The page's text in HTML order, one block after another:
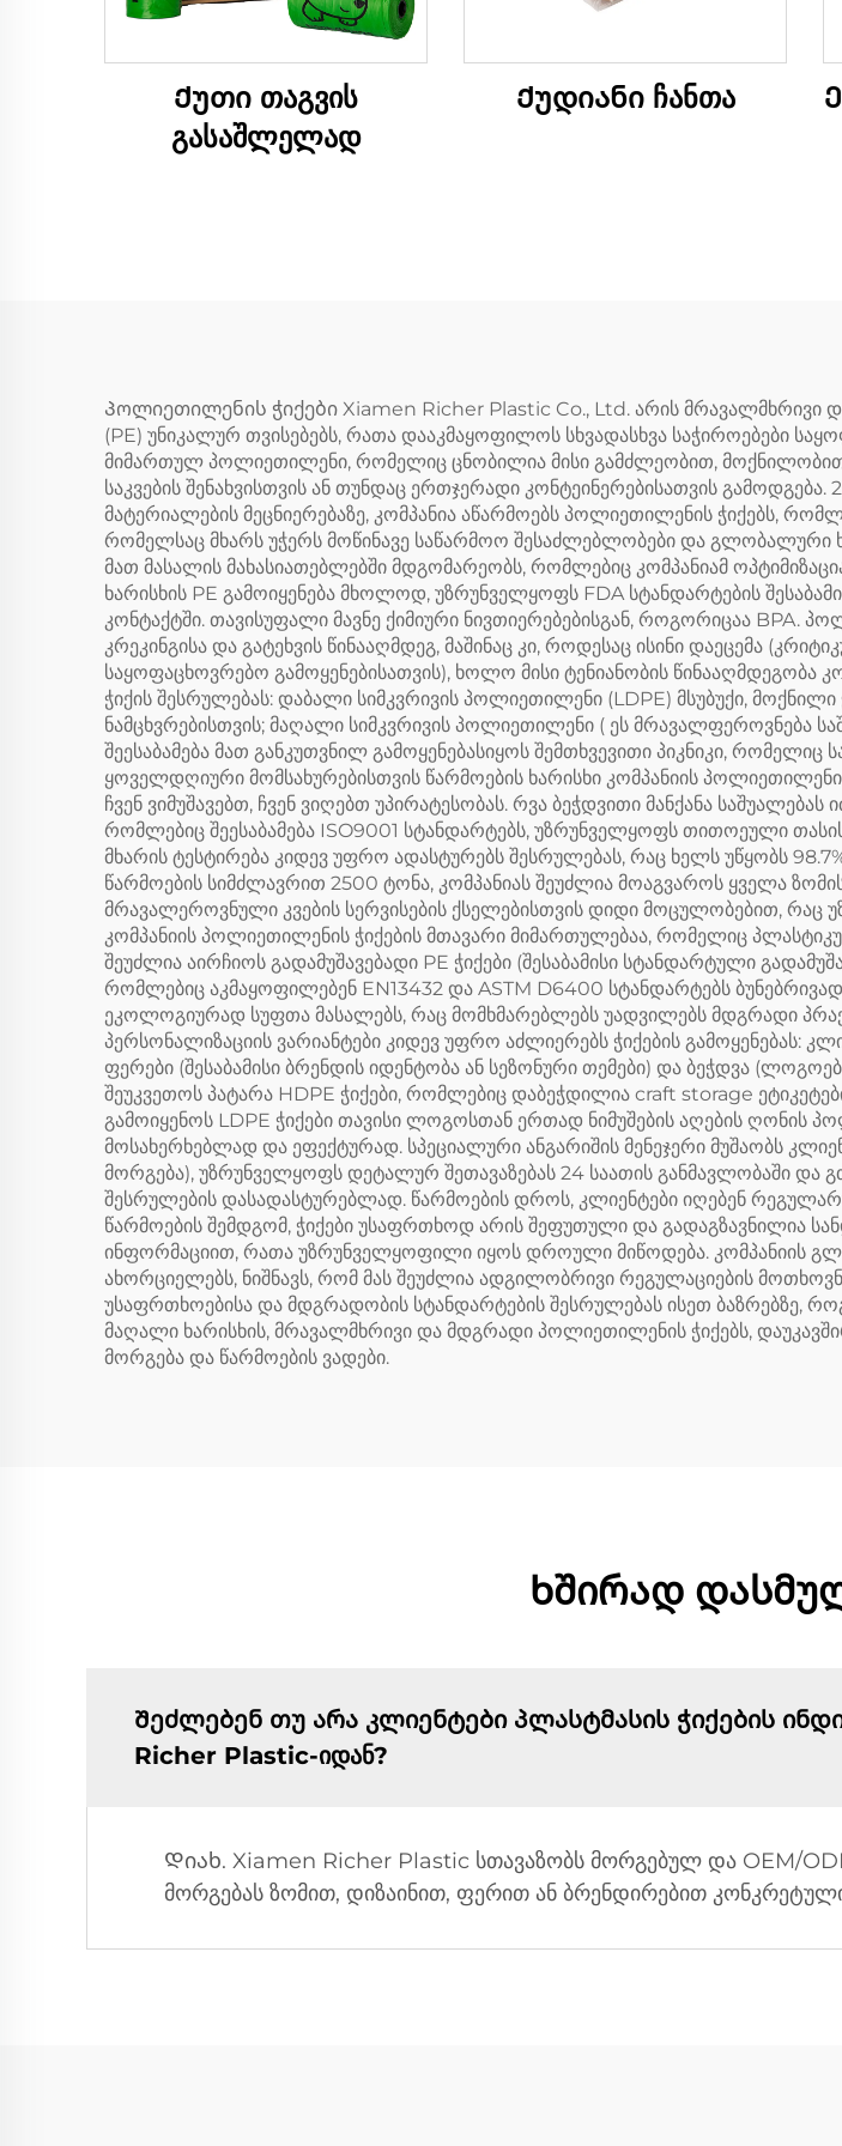
Ქუთი თაგვის
გასაშლელად
Ქუდიანი ჩანთა
Პოლიეთილენის ჭიქები Xiamen Richer Plastic Co., Ltd. არის მრავალმხრივი
(PE) უნიკალურ თვისებებს, რათა დააკმაყოფილოს სხვადასხვა საჭიროებები
მიმართულ პოლიეთილენი, რომელიც ცნობილია მისი გამძლეობით, მოქნილობითა
საკვების შენახვისთვის ან თუნდაც ერთჯერადი კონტეინერებისათვის
მატერიალების მეცნიერებაზე, კომპანია აწარმოებს პოლიეთილენის ჭიქებს,
რომელსაც მხარს უჭერს მოწინავე საწარმოო შესაძლებლობები და გლობალური
მათ მასალის მახასიათებლებში მდგომარეობს, რომლებიც კომპანიამ
ხარისხის PE გამოიყენება მხოლოდ, უზრუნველყოფს FDA სტანდარტების
კონტაქტში. თავისუფალი მავნე ქიმიური ნივთიერებებისგან, როგორიცაა
კრეკინგისა და გატეხვის წინააღმდეგ, მაშინაც კი, როდესაც ისინი დაეცემა
საყოფაცხოვრებო გამოყენებისათვის), ხოლო მისი ტენიანობის წინააღმდეგობა
ჭიქის შესრულებას: დაბალი სიმკვრივის პოლიეთილენი (LDPE) მსუბუქი,
ნამცხვრებისთვის; მაღალი სიმკვრივის პოლიეთილენი ( ეს მრავალფეროვნება
შეესაბამება მათ განკუთვნილ გამოყენებასიყოს შემთხვევითი პიკნიკი,
ყოველდღიური მომსახურებისთვის წარმოების ხარისხი კომპანიის
ჩვენ ვიმუშავებთ, ჩვენ ვიღებთ უპირატესობას. რვა ბეჭდვითი მანქანა
რომლებიც შეესაბამება ISO9001 სტანდარტებს, უზრუნველყოფს თითოეული თასის
მხარის ტესტირება კიდევ უფრო ადასტურებს შესრულებას, რაც ხელს უწყობს
წარმოების სიმძლავრით 2500 ტონა, კომპანიას შეუძლია მოაგვაროს ყველა
მრავალეროვნული კვების სერვისების ქსელებისთვის დიდი მოცულობებით,
კომპანიის პოლიეთილენის ჭიქების მთავარი მიმართულებაა, რომელიც
შეუძლია აირჩიოს გადამუშავებადი PE ჭიქები (შესაბამისი სტანდარტული
რომლებიც აკმაყოფილებენ EN13432 და ASTM D6400 სტანდარტებს
ეკოლოგიურად სუფთა მასალებს, რაც მომხმარებლებს უადვილებს მდგრადი
პერსონალიზაციის ვარიანტები კიდევ უფრო აძლიერებს ჭიქების გამოყენებას:
ფერები (შესაბამისი ბრენდის იდენტობა ან სეზონური თემები) და ბეჭდვა
შეუკვეთოს პატარა HDPE ჭიქები, რომლებიც დაბეჭდილია craft storage
გამოიყენოს LDPE ჭიქები თავისი ლოგოსთან ერთად ნიმუშების აღების ღონის
მოსახერხებლად და ეფექტურად. სპეციალური ანგარიშის მენეჯერი მუშაობს
მორგება), უზრუნველყოფს დეტალურ შეთავაზებას 24 საათის განმავლობაში და
შესრულების დასადასტურებლად. წარმოების დროს, კლიენტები იღებენ
წარმოების შემდგომ, ჭიქები უსაფრთხოდ არის შეფუთული და გადაგზავნილია
ინფორმაციით, რათა უზრუნველყოფილი იყოს დროული მიწოდება. კომპანიის
ახორციელებს, ნიშნავს, რომ მას შეუძლია ადგილობრივი რეგულაციების
უსაფრთხოებისა და მდგრადობის სტანდარტების შესრულებას ისეთ ბაზრებზე,
მაღალი ხარისხის, მრავალმხრივი და მდგრადი პოლიეთილენის ჭიქებს,
მორგება და წარმოების ვადები.
Ხშირად
Შეძლებენ თუ არა კლიენტები პლასტმასის ჭიქების
Richer Plastic-იდან?
Დიახ. Xiamen Richer Plastic სთავაზობს მორგებულ და OEM/
მორგებას ზომით, დიზაინით, ფერით ან ბრენდირებით კონკრეტული